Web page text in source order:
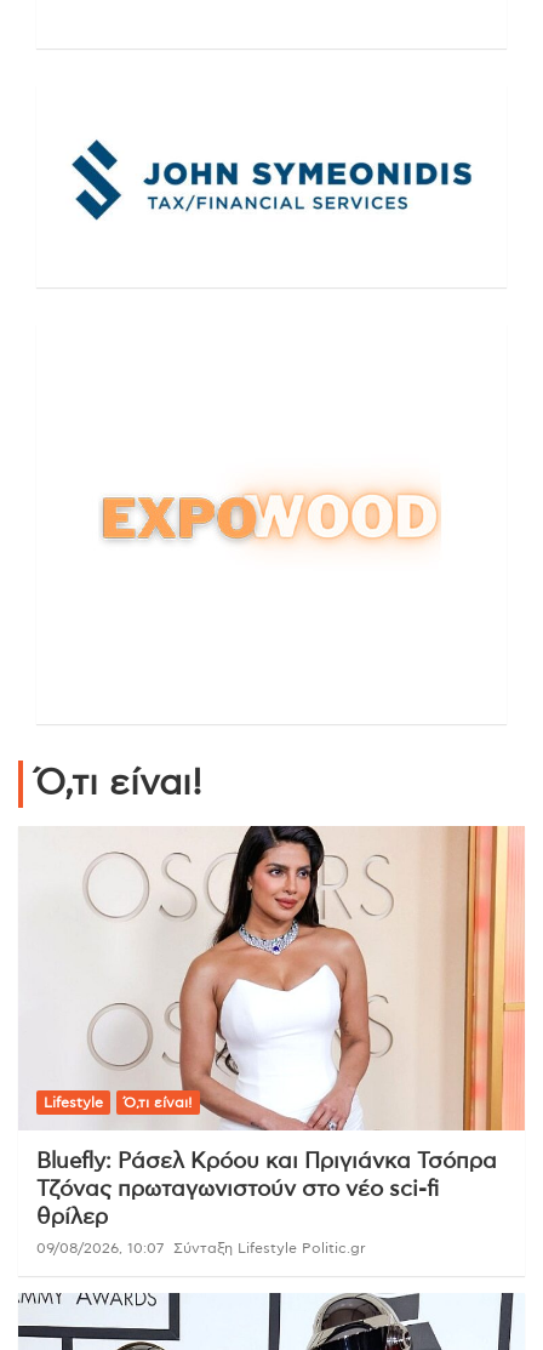
Ό,τι είναι!
Lifestyle Ό,τι είναι!
Bluefly: Ράσελ Κρόου και Πριγιάνκα Τσόπρα
Τζόνας πρωταγωνιστούν στο νέο sci-fi
θρίλερ
09/08/2026, 10:07 Σύνταξη Lifestyle Politic.gr